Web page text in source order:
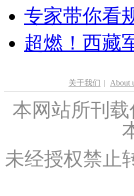
专家带你看
超燃！西藏
关于我们 | About
本网站所刊
未经授权禁止